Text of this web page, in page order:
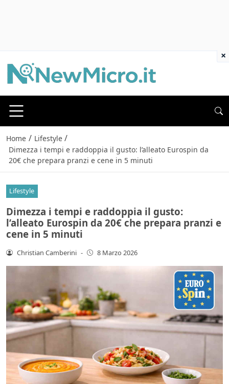
Home / Lifestyle /
Dimezza i tempi e raddoppia il gusto: l’alleato Eurospin da
20€ che prepara pranzi e cene in 5 minuti
Lifestyle
Dimezza i tempi e raddoppia il gusto:
l’alleato Eurospin da 20€ che prepara pranzi e
cene in 5 minuti
Christian Camberini - 8 Marzo 2026
×